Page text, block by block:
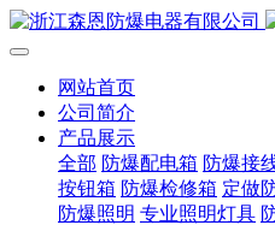
网站首页
公司简介
产品展示
全部 防爆配电箱 防爆接
按钮箱 防爆检修箱 定做
防爆照明 专业照明灯具